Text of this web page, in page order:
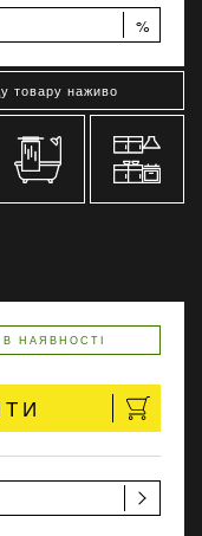
%
товару наживо
В НАЯВНОСТІ